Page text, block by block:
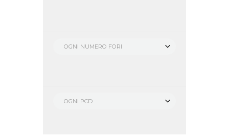
OGNI NUMERO FORI
OGNI PCD